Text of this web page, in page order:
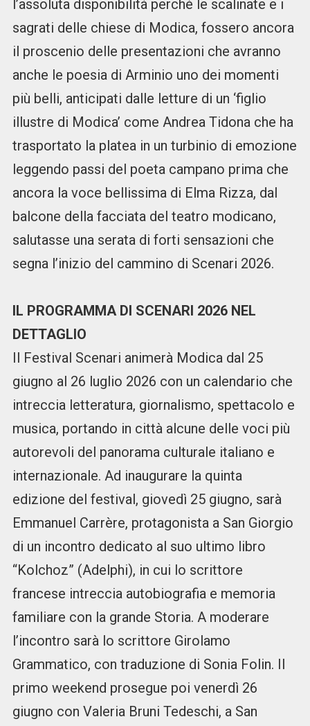
l’assoluta disponibilità perché le scalinate e i
sagrati delle chiese di Modica, fossero ancora
il proscenio delle presentazioni che avranno
anche le poesia di Arminio uno dei momenti
più belli, anticipati dalle letture di un ‘figlio
illustre di Modica’ come Andrea Tidona che ha
trasportato la platea in un turbinio di emozione
leggendo passi del poeta campano prima che
ancora la voce bellissima di Elma Rizza, dal
balcone della facciata del teatro modicano,
salutasse una serata di forti sensazioni che
segna l’inizio del cammino di Scenari 2026.
IL PROGRAMMA DI SCENARI 2026 NEL
DETTAGLIO
Il Festival Scenari animerà Modica dal 25
giugno al 26 luglio 2026 con un calendario che
intreccia letteratura, giornalismo, spettacolo e
musica, portando in città alcune delle voci più
autorevoli del panorama culturale italiano e
internazionale. Ad inaugurare la quinta
edizione del festival, giovedì 25 giugno, sarà
Emmanuel Carrère, protagonista a San Giorgio
di un incontro dedicato al suo ultimo libro
“Kolchoz” (Adelphi), in cui lo scrittore
francese intreccia autobiografia e memoria
familiare con la grande Storia. A moderare
l’incontro sarà lo scrittore Girolamo
Grammatico, con traduzione di Sonia Folin. Il
primo weekend prosegue poi venerdì 26
giugno con Valeria Bruni Tedeschi, a San